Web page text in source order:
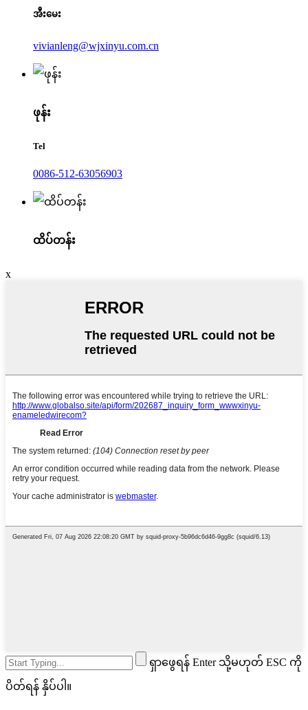
အီးမေး
vivianleng@wjxinyu.com.cn
ဖုန်း
Tel
0086-512-63056903
ထိပ်တန်း
x
ရှာဖွေရန် Enter သို့မဟုတ် ESC ကို
ပိတ်ရန် နှိပ်ပါ။